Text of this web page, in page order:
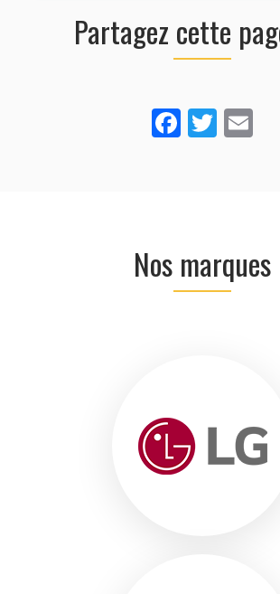
Partagez cette
Facebook
Twitter
Nos marques